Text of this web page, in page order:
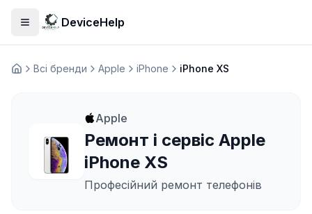
Відкрити меню
DeviceHelp
ДомашняВсі бренди Apple iPhone iPhone XS
Apple
Ремонт і сервіс Apple
iPhone XS
Професійний ремонт телефонів